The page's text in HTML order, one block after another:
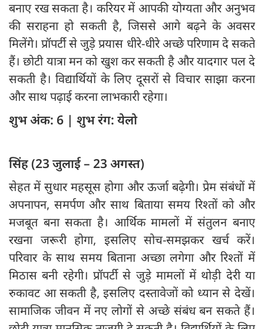
बनाए रख सकता है। करियर में आपकी योग्यता और अनुभव
की सराहना हो सकती है, जिससे आगे बढ़ने के अवसर
मिलेंगे। प्रॉपर्टी से जुड़े प्रयास धीरे-धीरे अच्छे परिणाम दे सकते
हैं। छोटी यात्रा मन को खुश कर सकती है और यादगार पल दे
सकती है। विद्यार्थियों के लिए दूसरों से विचार साझा करना
और साथ पढ़ाई करना लाभकारी रहेगा।
शुभ अंक: 6 | शुभ रंग: येलो
सिंह (23 जुलाई – 23 अगस्त)
सेहत में सुधार महसूस होगा और ऊर्जा बढ़ेगी। प्रेम संबंधों में
अपनापन, समर्पण और साथ बिताया समय रिश्तों को और
मजबूत बना सकता है। आर्थिक मामलों में संतुलन बनाए
रखना जरूरी होगा, इसलिए सोच-समझकर खर्च करें।
परिवार के साथ समय बिताना अच्छा लगेगा और रिश्तों में
मिठास बनी रहेगी। प्रॉपर्टी से जुड़े मामलों में थोड़ी देरी या
रुकावट आ सकती है, इसलिए दस्तावेजों को ध्यान से देखें।
सामाजिक जीवन में नए लोगों से अच्छे संबंध बन सकते हैं।